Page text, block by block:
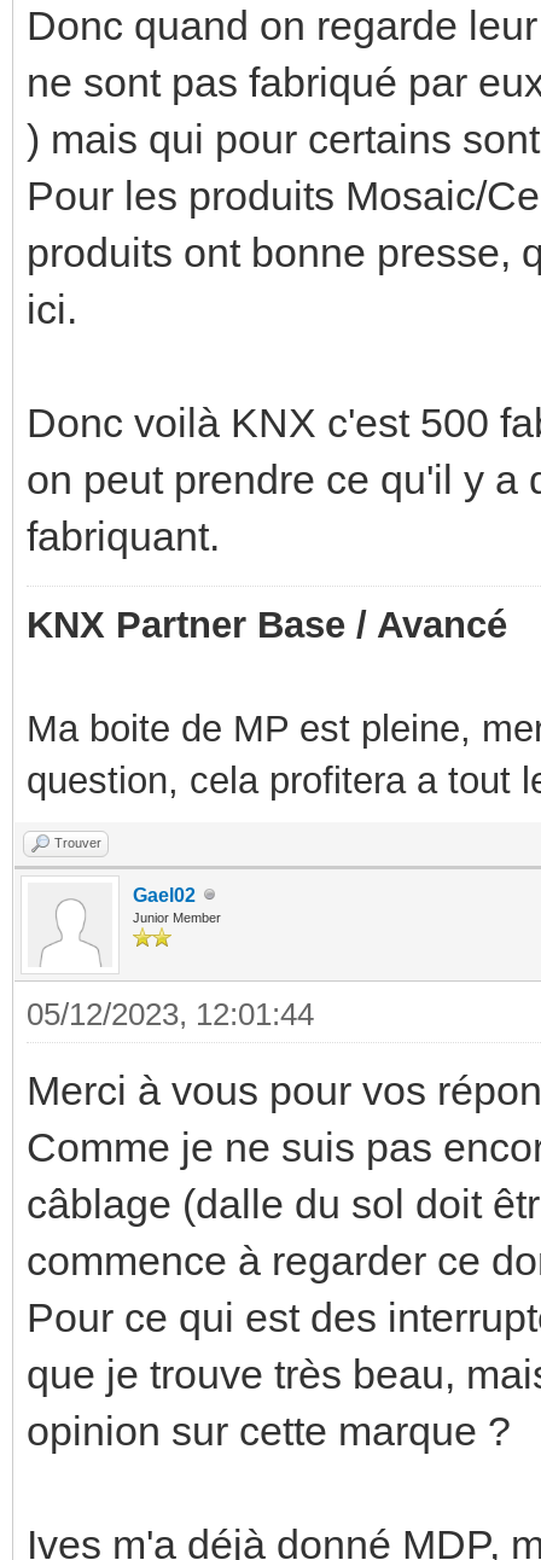
Donc quand on regarde
ne sont pas fabriqué par
) mais qui pour certains
Pour les produits Mosaic/
produits ont bonne presse,
ici.
Donc voilà KNX c'est 500
on peut prendre ce qu'il y a
fabriquant.
KNX Partner Base / Avancé
Ma boite de MP est pleine,
question, cela profitera a tout
Trouver
Gael02
Junior Member
05/12/2023, 12:01:44
Merci à vous pour vos
Comme je ne suis pas
câblage (dalle du sol doit
commence à regarder ce
Pour ce qui est des
que je trouve très beau,
opinion sur cette marque ?
Ives m'a déjà donné MDP,